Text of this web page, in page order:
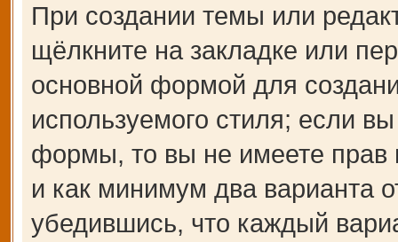
При создании темы или
щёлкните на закладке или
основной формой для
используемого стиля; если
формы, то вы не имеете прав
и как минимум два варианта
убедившись, что каждый